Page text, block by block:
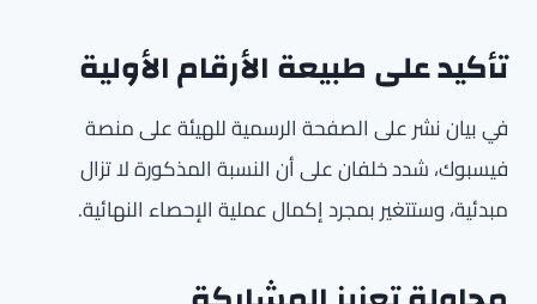
تأكيد على طبيعة الأرقام الأولية
في بيان نشر على الصفحة الرسمية للهيئة على منصة
فيسبوك، شدد خلفان على أن النسبة المذكورة لا تزال
مبدئية، وستتغير بمجرد إكمال عملية الإحصاء النهائية.